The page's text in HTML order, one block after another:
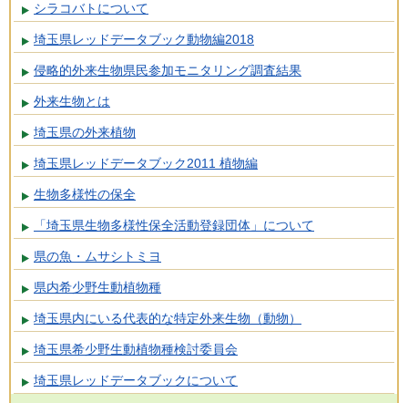
シラコバトについて
埼玉県レッドデータブック動物編2018
侵略的外来生物県民参加モニタリング調査結果
外来生物とは
埼玉県の外来植物
埼玉県レッドデータブック2011 植物編
生物多様性の保全
「埼玉県生物多様性保全活動登録団体」について
県の魚・ムサシトミヨ
県内希少野生動植物種
埼玉県内にいる代表的な特定外来生物（動物）
埼玉県希少野生動植物種検討委員会
埼玉県レッドデータブックについて